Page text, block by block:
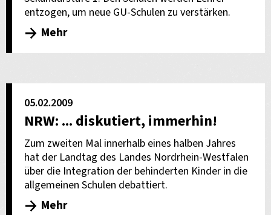
entzogen, um neue GU-Schulen zu verstärken.
Mehr
05.02.2009
NRW: ... diskutiert, immerhin!
Zum zweiten Mal innerhalb eines halben Jahres
hat der Landtag des Landes Nordrhein-Westfalen
über die Integration der behinderten Kinder in die
allgemeinen Schulen debattiert.
Mehr